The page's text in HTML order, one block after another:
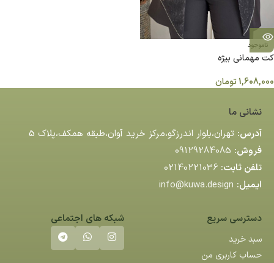
ناموجود
کت مهمانی بیژه
1,608,000تومان
نشانی ما
آدرس: تهران،بلوار اندرزگو،مركز خريد آوان،طبقه همكف،پلاك 5
فروش: 09129284085
تلفن ثابت: 02140221036
ایمیل: info@kuwa.design
دسترسی سریع
سبد خرید
حساب کاربری من
شبکه های اجتماعی